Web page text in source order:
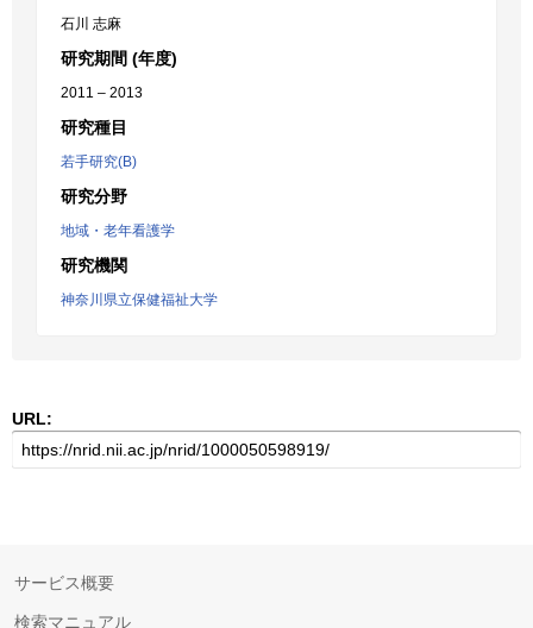
石川 志麻
研究期間 (年度)
2011 – 2013
研究種目
若手研究(B)
研究分野
地域・老年看護学
研究機関
神奈川県立保健福祉大学
URL:
サービス概要
検索マニュアル